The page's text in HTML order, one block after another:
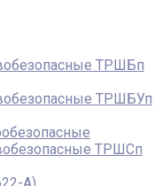
ТРШБп
ТРШБУп
ТРШСп